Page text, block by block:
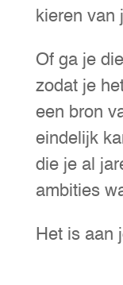
kieren van
Of ga je
zodat je
een bron
eindelijk
die je al
ambities
Het is aan